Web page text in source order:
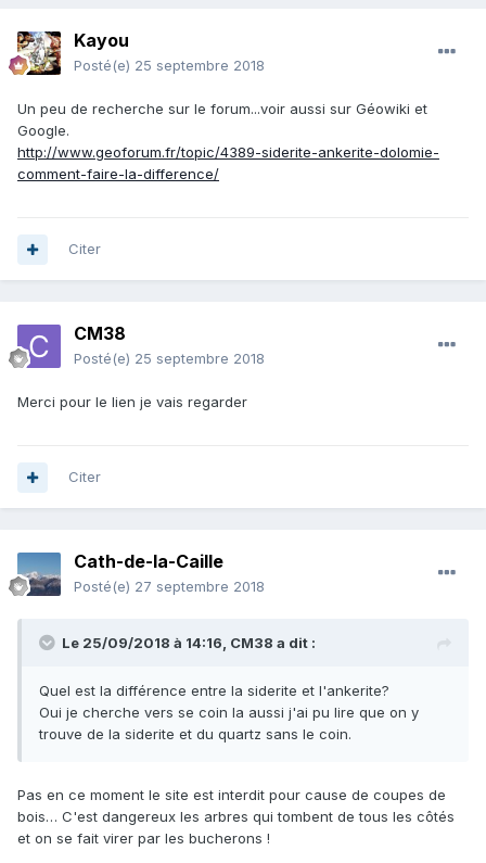
Kayou
Posté(e) 25 septembre 2018
Un peu de recherche sur le forum...voir aussi sur Géowiki et
Google.
http://www.geoforum.fr/topic/4389-siderite-ankerite-dolomie-
comment-faire-la-difference/
Citer
CM38
Posté(e) 25 septembre 2018
Merci pour le lien je vais regarder
Citer
Cath-de-la-Caille
Posté(e) 27 septembre 2018
Le 25/09/2018 à 14:16, CM38 a dit :
Quel est la différence entre la siderite et l'ankerite?
Oui je cherche vers se coin la aussi j'ai pu lire que on y
trouve de la siderite et du quartz sans le coin.
Pas en ce moment le site est interdit pour cause de coupes de
bois… C'est dangereux les arbres qui tombent de tous les côtés
et on se fait virer par les bucherons !